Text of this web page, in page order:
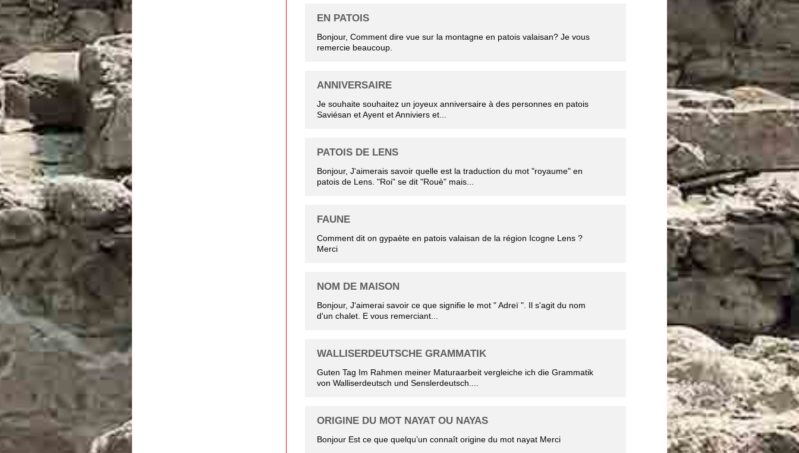
EN PATOIS
Bonjour, Comment dire vue sur la montagne en patois valaisan? Je vous
remercie beaucoup.
ANNIVERSAIRE
Je souhaite souhaitez un joyeux anniversaire à des personnes en patois
Saviésan et Ayent et Anniviers et...
PATOIS DE LENS
Bonjour, J'aimerais savoir quelle est la traduction du mot "royaume" en
patois de Lens. "Roi" se dit "Rouè" mais...
FAUNE
Comment dit on gypaète en patois valaisan de la région Icogne Lens ?
Merci
NOM DE MAISON
Bonjour, J'aimerai savoir ce que signifie le mot " Adreï ". Il s'agit du nom
d'un chalet. E vous remerciant...
WALLISERDEUTSCHE GRAMMATIK
Guten Tag Im Rahmen meiner Maturaarbeit vergleiche ich die Grammatik
von Walliserdeutsch und Senslerdeutsch....
ORIGINE DU MOT NAYAT OU NAYAS
Bonjour Est ce que quelqu’un connaît origine du mot nayat Merci